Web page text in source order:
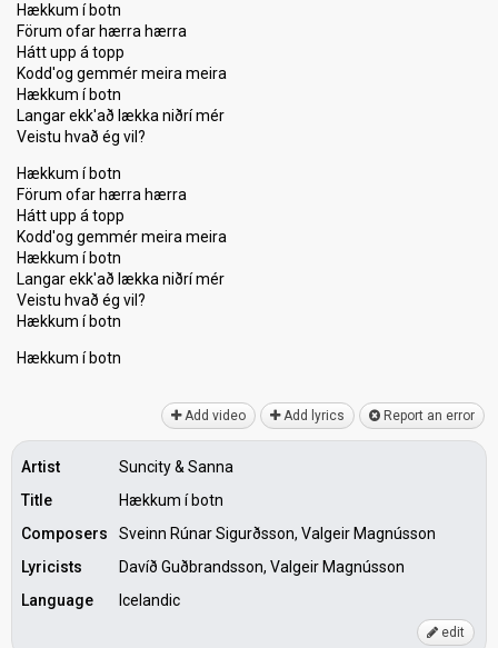
Hækkum í botn
Förum ofar hærra hærra
Hátt upp á topp
Kodd'og gemmér meira meira
Hækkum í botn
Langar ekk'að lækka niðrí mér
Veistu hvað ég vil?
Hækkum í botn
Förum ofar hærra hærra
Hátt upp á topp
Kodd'og gemmér meira meira
Hækkum í botn
Langar ekk'að lækka niðrí mér
Veiѕtu hvаð ég vil?
Hækkum í botn
Hækkum í botn
Add video Add lyrics Report an error
Artist
Suncity & Sanna
Title
Hækkum í botn
Composers
Sveinn Rúnar Sigurðsson, Valgeir Magnússon
Lyricists
Davíð Guðbrandsson, Valgeir Magnússon
Language
Icelandic
edit